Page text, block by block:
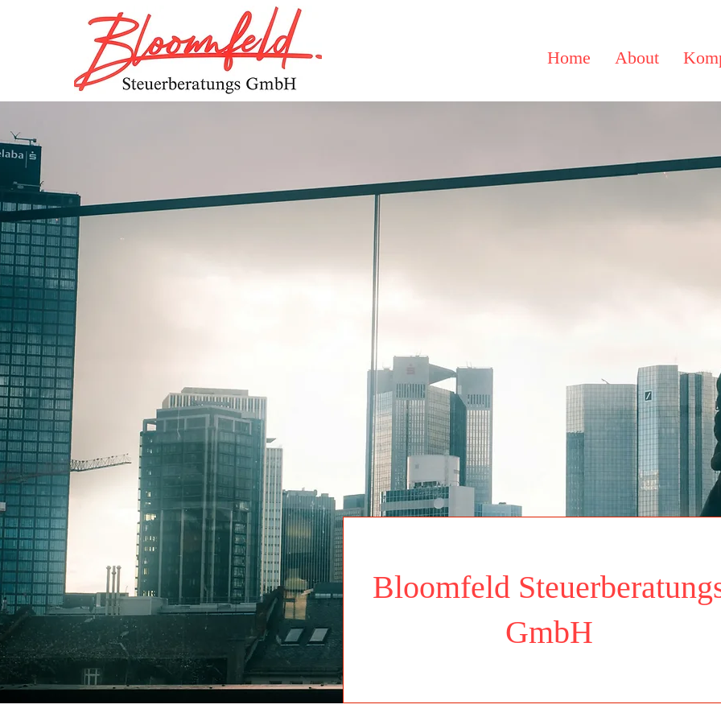
Home About
Bloomfeld
GmbH